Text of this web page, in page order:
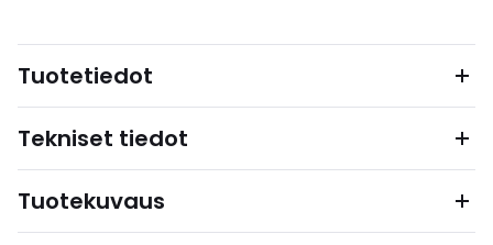
Tuotetiedot
Tekniset tiedot
Tuotekuvaus